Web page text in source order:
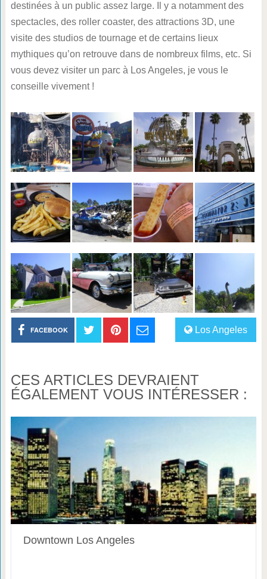
destinées à un public assez large. Il y a notamment des
spectacles, des roller coaster, des attractions 3D, une
visite des studios de tournage et de certains lieux
mythiques qu’on retrouve dans de nombreux films, etc. Si
vous devez visiter un parc à Los Angeles, je vous le
conseille vivement !
Los Angeles
FACEBOOK
CES ARTICLES DEVRAIENT
ÉGALEMENT VOUS INTÉRESSER :
Downtown Los Angeles